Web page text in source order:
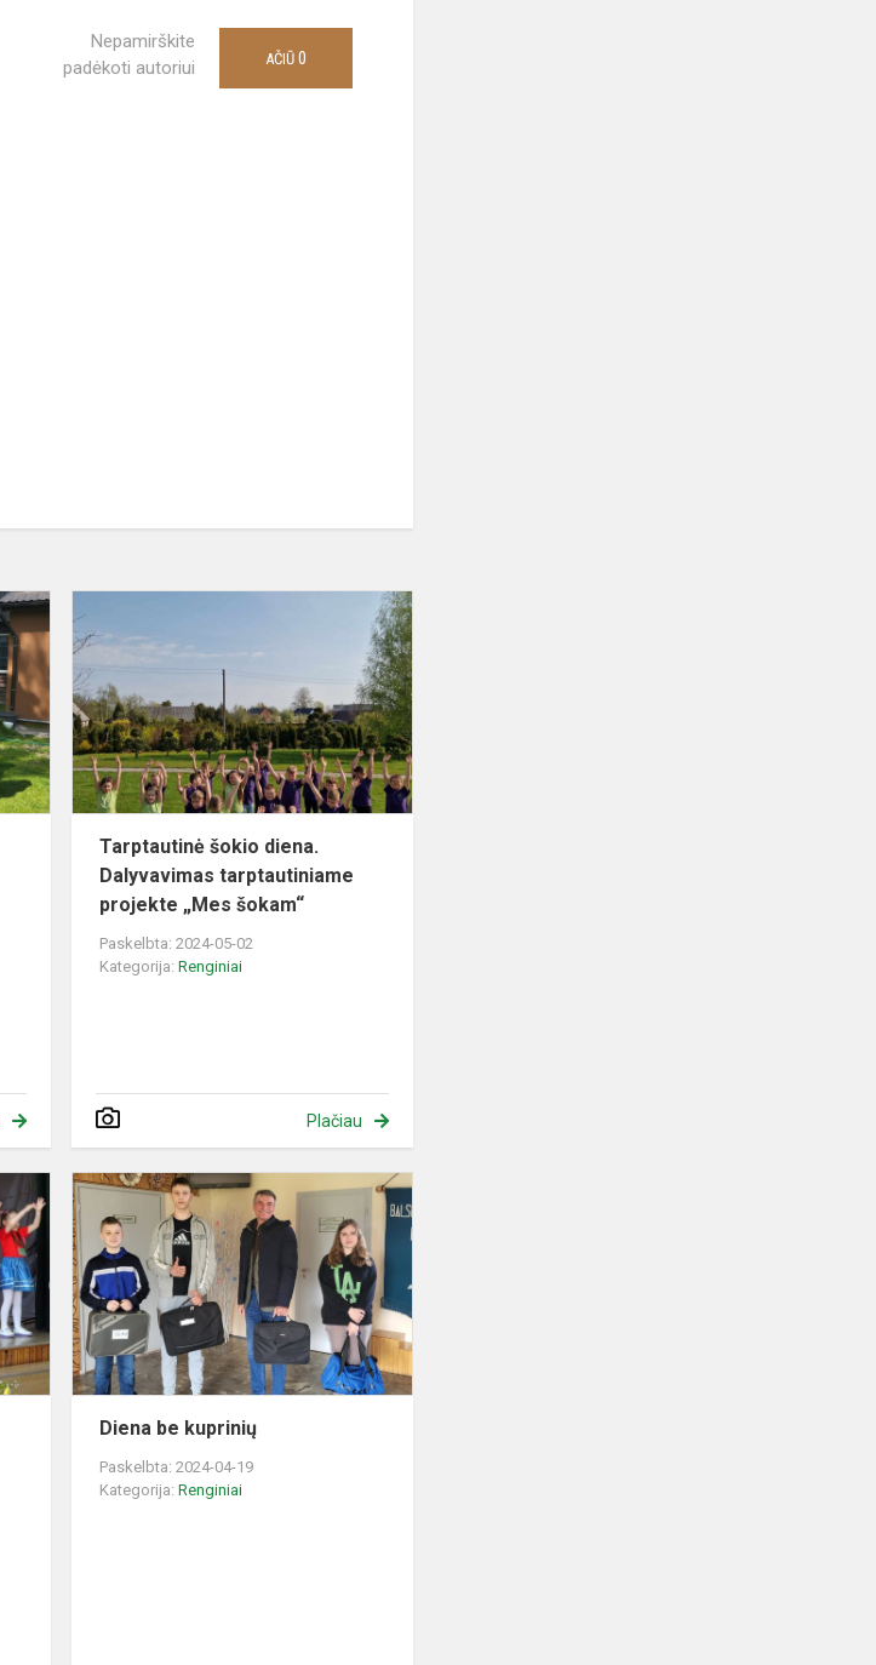
Nepamirškite
padėkoti autoriui
AČIŪ 0
„Šok
į
tėvų
klumpes
2024“
Tarptautinė
šokio
diena.
Dalyvavimas
projekt...
Tarptautinė šokio diena.
Dalyvavimas tarptautiniame
projekte „Mes šokam“
Paskelbta: 2024-05-02
Kategorija:Renginiai
Plačiau
„Aš
užaugau.
Man
šeši“
Diena
be
kuprinių
Diena be kuprinių
Paskelbta: 2024-04-19
Kategorija:Renginiai